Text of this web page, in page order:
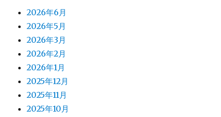
2026年6月
2026年5月
2026年3月
2026年2月
2026年1月
2025年12月
2025年11月
2025年10月